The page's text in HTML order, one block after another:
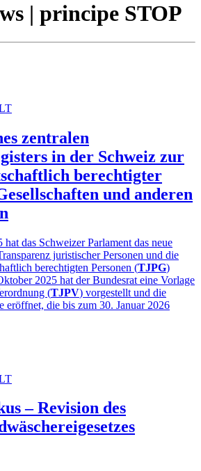
| principe STOP
zentralen
in der Schweiz zur
berechtigter
und anderen
das Schweizer Parlament das neue
juristischer Personen und die
berechtigten Personen (TJPG)
2025 hat der Bundesrat eine Vorlage
(TJPV) vorgestellt und die
eröffnet, die bis zum 30. Januar 2026
– Revision des